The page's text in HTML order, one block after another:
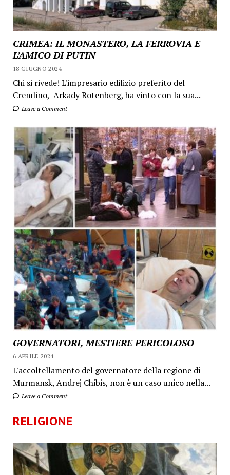
CRIMEA: IL MONASTERO, LA FERROVIA E
L’AMICO DI PUTIN
18 GIUGNO 2024
Chi si rivede! L'impresario edilizio preferito del
Cremlino, Arkady Rotenberg, ha vinto con la sua...
Leave a Comment
GOVERNATORI, MESTIERE PERICOLOSO
6 APRILE 2024
L'accoltellamento del governatore della regione di
Murmansk, Andrej Chibis, non è un caso unico nella...
Leave a Comment
RELIGIONE